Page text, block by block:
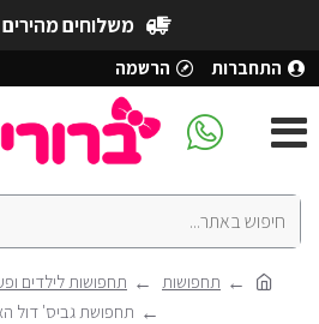
משלוחים
התחברות הרשמה
תחפושות תחפושות לילדים
תחפושת גביס' דול